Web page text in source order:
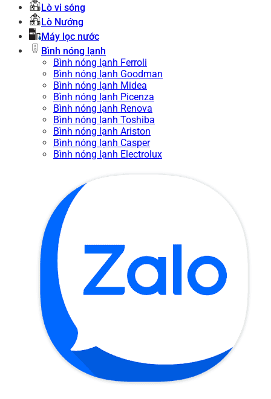
Lò vi sóng
Lò Nướng
Máy lọc nước
Bình nóng lạnh
Bình nóng lạnh Ferroli
Bình nóng lạnh Goodman
Bình nóng lạnh Midea
Bình nóng lạnh Picenza
Bình nóng lạnh Renova
Bình nóng lạnh Toshiba
Bình nóng lạnh Ariston
Bình nóng lạnh Casper
Bình nóng lạnh Electrolux